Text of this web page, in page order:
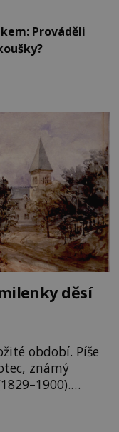
Prováděli
děsí
období. Píše
známý
ohromným